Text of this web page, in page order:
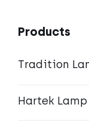
Products
Tradition
Hartek Lamp